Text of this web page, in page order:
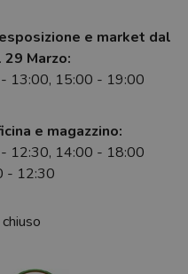
e market dal
Marzo:
- 13:00, 15:00 - 19:00
e magazzino:
- 12:30, 14:00 - 18:00
- 12:30